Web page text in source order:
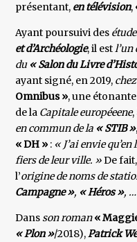
présentant, en télévision,
Ayant poursuivi des
et d’Archéologie, il estl’un
du « Salon du Livre
ayant signé, en 2019, chez
Omnibus », une
de la Capitale européeene
en commun de la « STIB »,
« DH » : « J’ai envie
fiers de leur ville. »De
l’origine de noms de
Campagne », « Héros », …
Danssonroman«
« Plon »/2018),Patrick